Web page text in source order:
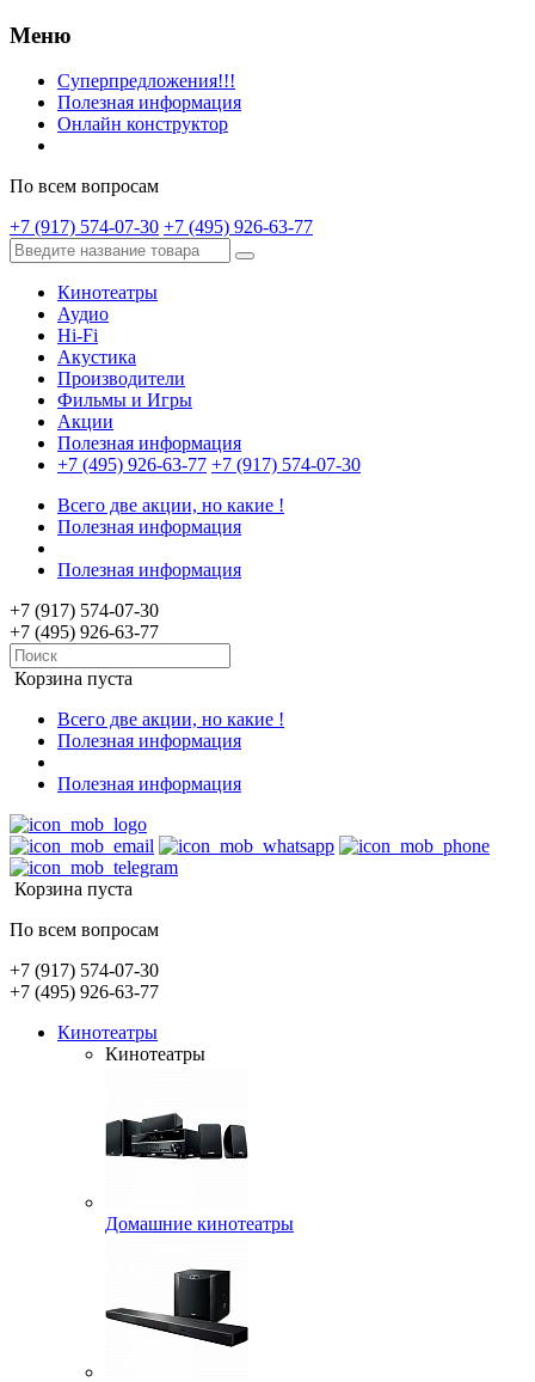
Меню
Суперпредложения!!!
Полезная информация
Онлайн конструктор
По всем вопросам
+7 (917) 574-07-30 +7 (495) 926-63-77
Кинотеатры
Аудио
Hi-Fi
Акустика
Производители
Фильмы и Игры
Акции
Полезная информация
+7 (495) 926-63-77 +7 (917) 574-07-30
Всего две акции, но какие !
Полезная информация
Полезная информация
+7 (917) 574-07-30
+7 (495) 926-63-77
Корзина пуста
Всего две акции, но какие !
Полезная информация
Полезная информация
Корзина пуста
По всем вопросам
+7 (917) 574-07-30
+7 (495) 926-63-77
Кинотеатры
Кинотеатры
Домашние кинотеатры